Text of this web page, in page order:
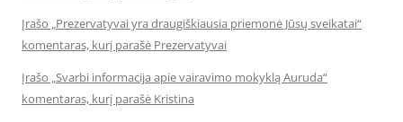
Įrašo „Prezervatyvai yra draugiškiausia priemonė Jūsų sveikatai“
komentaras, kurį parašė Prezervatyvai
Įrašo „Svarbi informacija apie vairavimo mokyklą Auruda“
komentaras, kurį parašė Kristina